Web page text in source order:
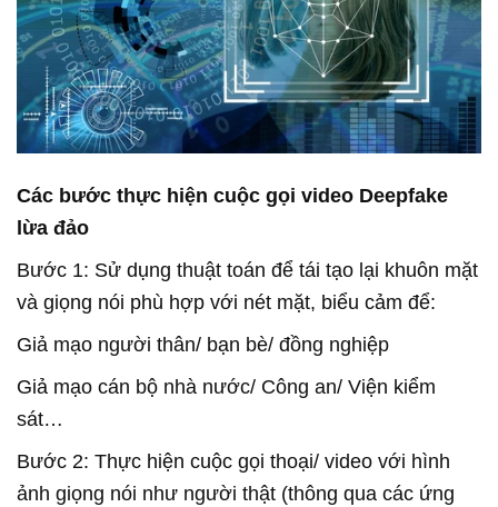
Các bước thực hiện cuộc gọi video Deepfake
lừa đảo
Bước 1: Sử dụng thuật toán để tái tạo lại khuôn mặt
và giọng nói phù hợp với nét mặt, biểu cảm để:
Giả mạo người thân/ bạn bè/ đồng nghiệp
Giả mạo cán bộ nhà nước/ Công an/ Viện kiểm
sát…
Bước 2: Thực hiện cuộc gọi thoại/ video với hình
ảnh giọng nói như người thật (thông qua các ứng